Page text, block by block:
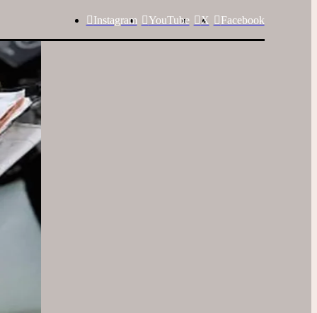
Facebook
X
YouTube
Instagram